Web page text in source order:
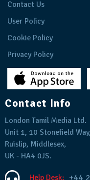
Contact Us
User Policy
Cookie Policy
Privacy Policy
Contact Info
London Tamil Media Ltd.
Unit 1, 10 Stonefield Way,
Ruislip, Middlesex,
UK - HA4 0JS.
Help Desk: +44